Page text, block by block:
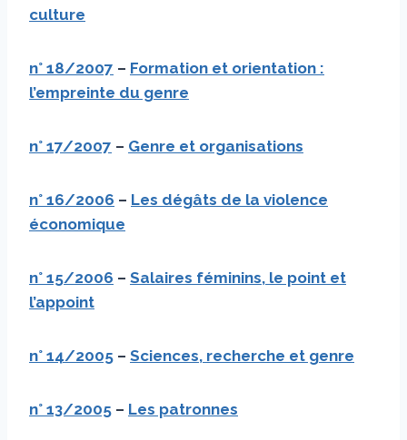
culture
n° 18/2007 – Formation et orientation :
l’empreinte du genre
n° 17/2007 – Genre et organisations
n° 16/2006 – Les dégâts de la violence
économique
n° 15/2006 – Salaires féminins, le point et
l’appoint
n° 14/2005 – Sciences, recherche et genre
n° 13/2005 – Les patronnes